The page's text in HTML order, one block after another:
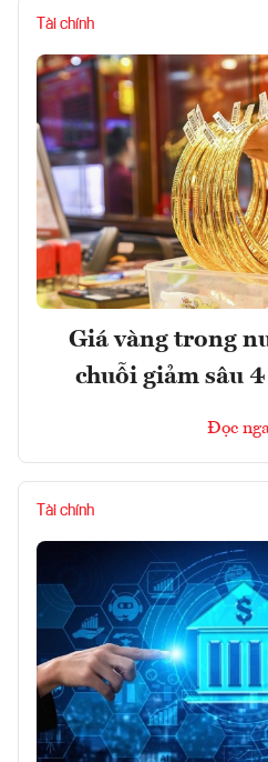
Tài chính
Giá vàng trong
chuỗi giảm sâu
Đọc
Tài chính